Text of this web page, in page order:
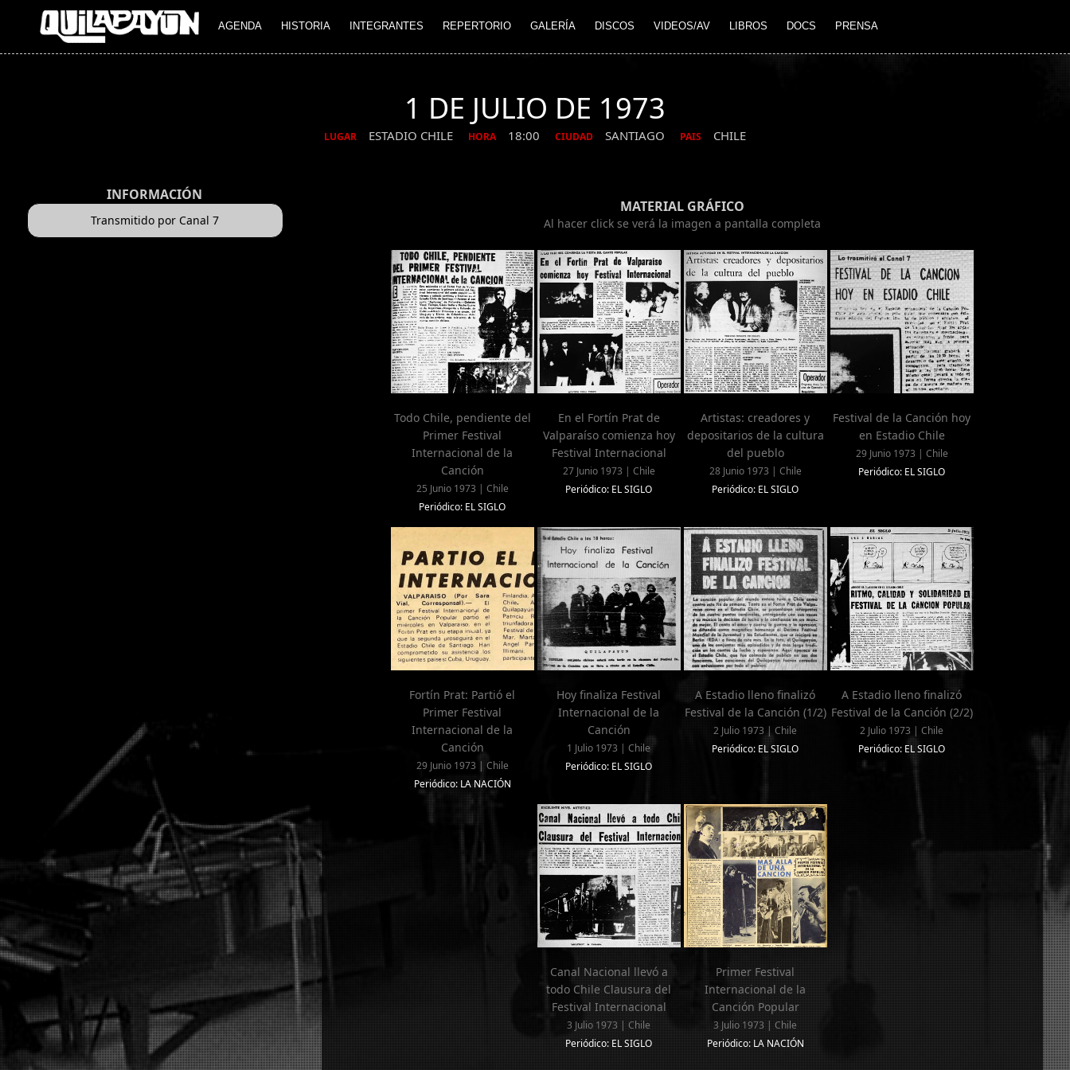
AGENDA HISTORIA INTEGRANTES REPERTORIO GALERÍA DISCOS VIDEOS/AV LIBROS DOCS PRENSA
1 DE JULIO DE 1973
LUGAR ESTADIO CHILE HORA 18:00 CIUDAD SANTIAGO PAIS CHILE
INFORMACIÓN
Transmitido por Canal 7
MATERIAL GRÁFICO
Al hacer click se verá la imagen a pantalla completa
Todo Chile, pendiente del
Primer Festival
Internacional de la
Canción
25 Junio 1973 | Chile
Periódico: EL SIGLO
En el Fortín Prat de
Valparaíso comienza hoy
Festival Internacional
27 Junio 1973 | Chile
Periódico: EL SIGLO
Artistas: creadores y
depositarios de la cultura
del pueblo
28 Junio 1973 | Chile
Periódico: EL SIGLO
Festival de la Canción hoy
en Estadio Chile
29 Junio 1973 | Chile
Periódico: EL SIGLO
Fortín Prat: Partió el
Primer Festival
Internacional de la
Canción
29 Junio 1973 | Chile
Periódico: LA NACIÓN
Hoy finaliza Festival
Internacional de la
Canción
1 Julio 1973 | Chile
Periódico: EL SIGLO
A Estadio lleno finalizó
Festival de la Canción (1/2)
2 Julio 1973 | Chile
Periódico: EL SIGLO
A Estadio lleno finalizó
Festival de la Canción (2/2)
2 Julio 1973 | Chile
Periódico: EL SIGLO
Canal Nacional llevó a
todo Chile Clausura del
Festival Internacional
3 Julio 1973 | Chile
Periódico: EL SIGLO
Primer Festival
Internacional de la
Canción Popular
3 Julio 1973 | Chile
Periódico: LA NACIÓN